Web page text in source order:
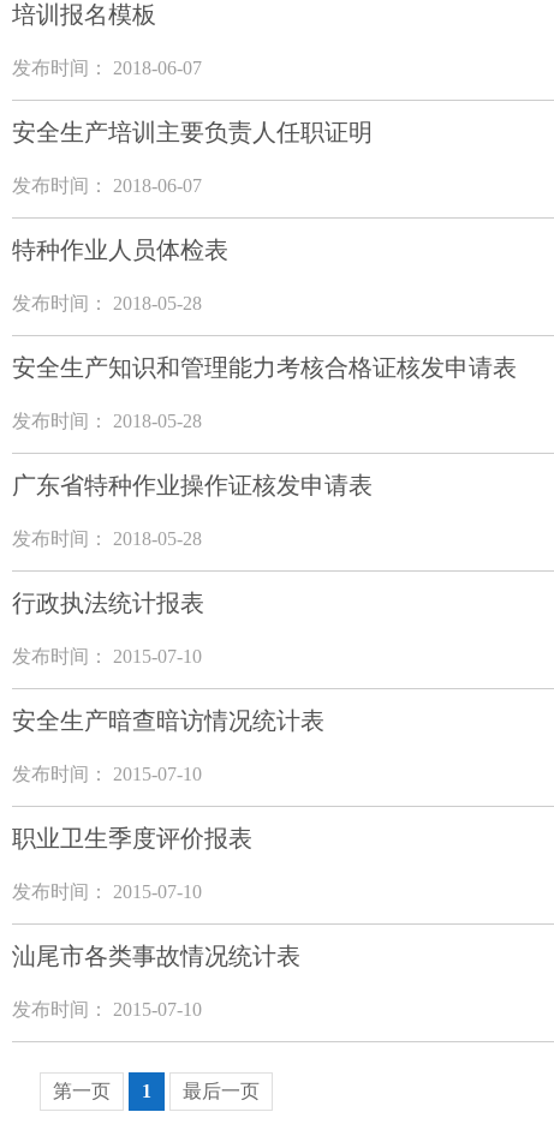
培训报名模板
发布时间： 2018-06-07
安全生产培训主要负责人任职证明
发布时间： 2018-06-07
特种作业人员体检表
发布时间： 2018-05-28
安全生产知识和管理能力考核合格证核发申请表
发布时间： 2018-05-28
广东省特种作业操作证核发申请表
发布时间： 2018-05-28
行政执法统计报表
发布时间： 2015-07-10
安全生产暗查暗访情况统计表
发布时间： 2015-07-10
职业卫生季度评价报表
发布时间： 2015-07-10
汕尾市各类事故情况统计表
发布时间： 2015-07-10
第一页 1 最后一页